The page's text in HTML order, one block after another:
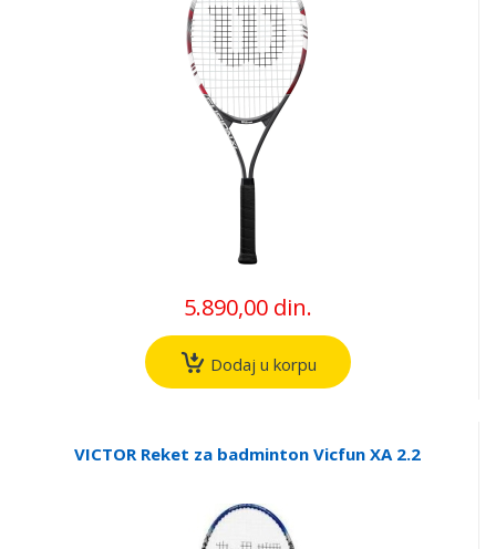
5.890,00 din.
Dodaj u korpu
VICTOR Reket za badminton Vicfun XA 2.2